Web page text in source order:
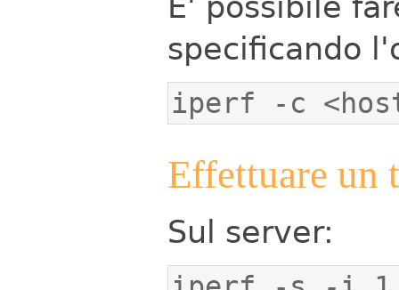
specificando
iperf -c
Effettuare un
Sul server: